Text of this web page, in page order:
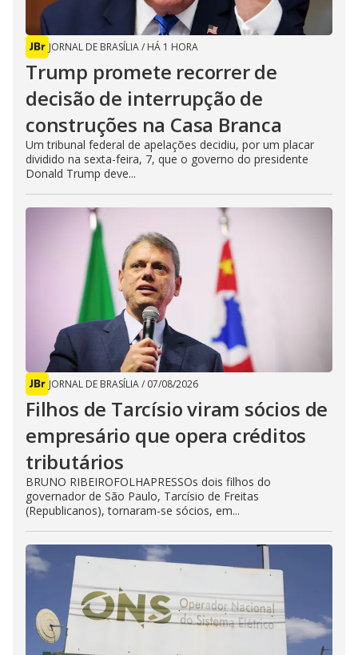
JORNAL DE BRASÍLIA/ HÁ 1 HORA
Trump promete recorrer de
decisão de interrupção de
construções na Casa Branca
Um tribunal federal de apelações decidiu, por um placar
dividido na sexta-feira, 7, que o governo do presidente
Donald Trump deve...
JORNAL DE BRASÍLIA/ 07/08/2026
Filhos de Tarcísio viram sócios de
empresário que opera créditos
tributários
BRUNO RIBEIROFOLHAPRESSOs dois filhos do
governador de São Paulo, Tarcísio de Freitas
(Republicanos), tornaram-se sócios, em...